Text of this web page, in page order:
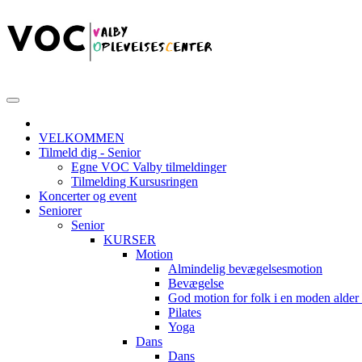
VELKOMMEN
Tilmeld dig - Senior
Egne VOC Valby tilmeldinger
Tilmelding Kursusringen
Koncerter og event
Seniorer
Senior
KURSER
Motion
Almindelig bevægelsesmotion
Bevægelse
God motion for folk i en moden
Pilates
Yoga
Dans
Dans